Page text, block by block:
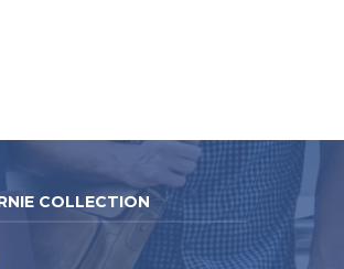
COLLECTION